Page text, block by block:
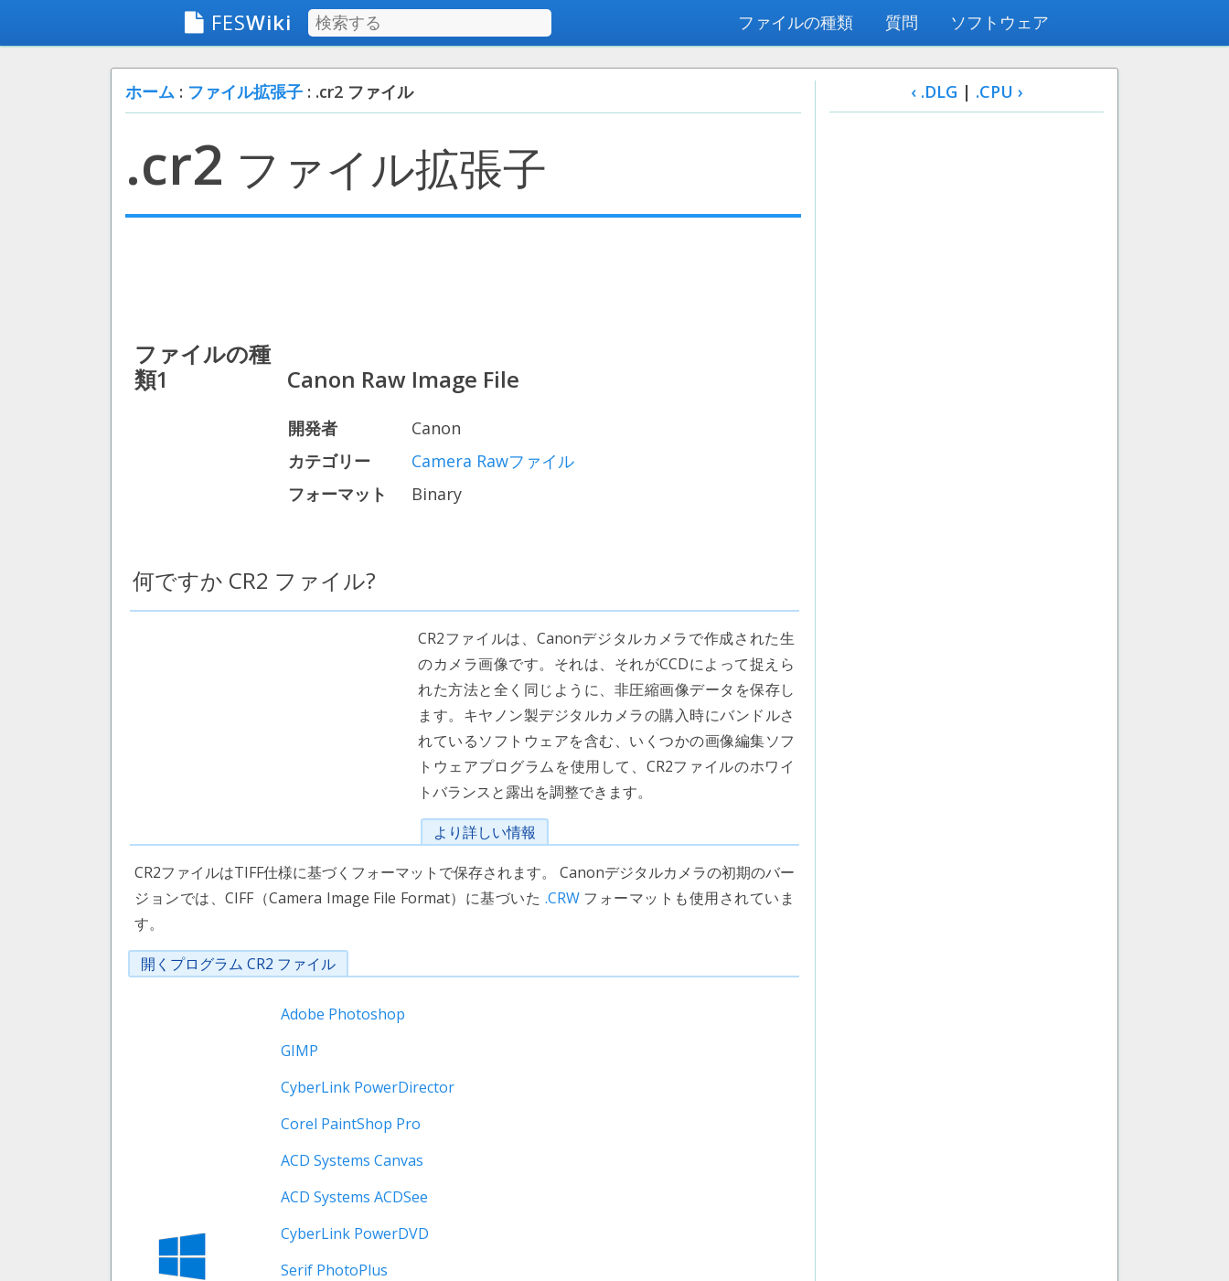
FESWiki ファイルの種類 質問 ソフトウェア
ホーム : ファイル拡張子 : .cr2 ファイル
.cr2 ファイル拡張子
ファイルの種
類1
Canon Raw Image File
開発者
Canon
カテゴリー
Camera Rawファイル
フォーマット
Binary
何ですか CR2 ファイル?
CR2ファイルは、Canonデジタルカメラで作成された生
のカメラ画像です。それは、それがCCDによって捉えら
れた方法と全く同じように、非圧縮画像データを保存し
ます。キヤノン製デジタルカメラの購入時にバンドルさ
れているソフトウェアを含む、いくつかの画像編集ソフ
トウェアプログラムを使用して、CR2ファイルのホワイ
トバランスと露出を調整できます。
より詳しい情報
CR2ファイルはTIFF仕様に基づくフォーマットで保存されます。 Canonデジタルカメラの初期のバー
ジョンでは、CIFF（Camera Image File Format）に基づいた .CRWフォーマットも使用されていま
す。
開くプログラム CR2 ファイル
Adobe Photoshop
GIMP
CyberLink PowerDirector
Corel PaintShop Pro
ACD Systems Canvas
ACD Systems ACDSee
CyberLink PowerDVD
Serif PhotoPlus
‹ .DLG | .CPU ›